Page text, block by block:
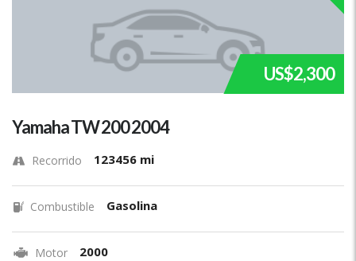
US$2,300
Yamaha TW 200 2004
Recorrido 123456 mi
Combustible Gasolina
Motor 2000